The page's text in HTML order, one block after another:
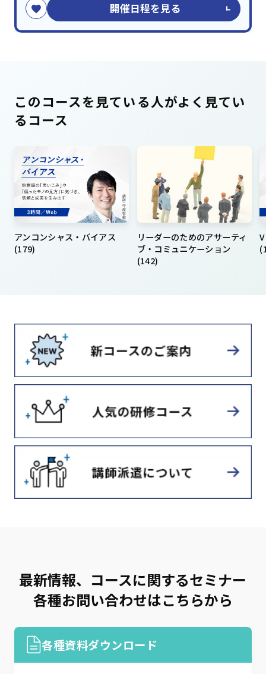
開催日程を見る
このコースを見ている人がよく見てい
るコース
アンコンシャス・バイアス
(179)
リーダーのためのアサーティ
ブ・コミュニケーション
(142)
最新情報、コースに関するセミナー
各種お問い合わせはこちらから
各種資料ダウンロード